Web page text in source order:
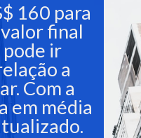
160 para
final
pode ir
a
Com a
em média